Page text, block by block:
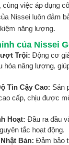
cùng việc áp dụng
Nissei luôn đảm
năng lượng.
của Nissei
Trội: Động cơ
hóa năng lượng,
Tin Cậy Cao: Sản
cấp, chịu được
Hoạt: Đầu ra đầu
tắc hoạt động.
Bản: Đảm bảo